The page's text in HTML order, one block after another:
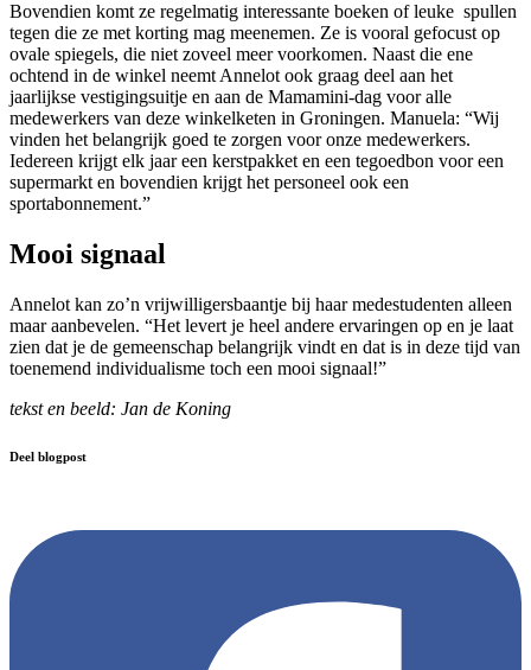
Bovendien komt ze regelmatig interessante boeken of leuke spullen
tegen die ze met korting mag meenemen. Ze is vooral gefocust op
ovale spiegels, die niet zoveel meer voorkomen. Naast die ene
ochtend in de winkel neemt Annelot ook graag deel aan het
jaarlijkse vestigingsuitje en aan de Mamamini-dag voor alle
medewerkers van deze winkelketen in Groningen. Manuela: “Wij
vinden het belangrijk goed te zorgen voor onze medewerkers.
Iedereen krijgt elk jaar een kerstpakket en een tegoedbon voor een
supermarkt en bovendien krijgt het personeel ook een
sportabonnement.”
Mooi signaal
Annelot kan zo’n vrijwilligersbaantje bij haar medestudenten alleen
maar aanbevelen. “Het levert je heel andere ervaringen op en je laat
zien dat je de gemeenschap belangrijk vindt en dat is in deze tijd van
toenemend individualisme toch een mooi signaal!”
tekst en beeld: Jan de Koning
Deel blogpost